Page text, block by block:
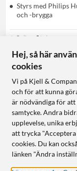
Styrs med Philips
och -brygga
Online 5+ st
Luxorparts
Hej, så här
cookies
Vi på Kjell &
och för att kunna
är nödvändiga för
samtycke. Andra
upplevelse, unika
att trycka "Acceptera
cookies. Du kan
länken "Ändra